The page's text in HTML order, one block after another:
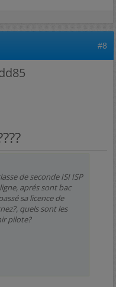
#8
de seconde ISI ISP
aprés sont bac
sa licence de
quels sont les
pilote?